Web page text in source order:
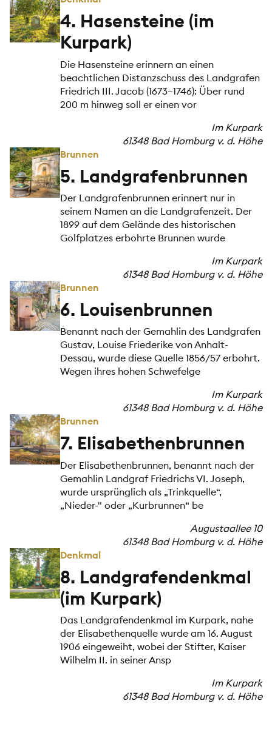
4. Hasensteine (im
Kurpark)
Die Hasensteine erinnern an einen
beachtlichen Distanzschuss des Landgrafen
Friedrich III. Jacob (1673–1746): Über rund
200 m hinweg soll er einen vor
Im Kurpark
61348 Bad Homburg v. d. Höhe
Brunnen
5. Landgrafenbrunnen
Der Landgrafenbrunnen erinnert nur in
seinem Namen an die Landgrafenzeit. Der
1899 auf dem Gelände des historischen
Golfplatzes erbohrte Brunnen wurde
Im Kurpark
61348 Bad Homburg v. d. Höhe
Brunnen
6. Louisenbrunnen
Benannt nach der Gemahlin des Landgrafen
Gustav, Louise Friederike von Anhalt-
Dessau, wurde diese Quelle 1856/57 erbohrt.
Wegen ihres hohen Schwefelge
Im Kurpark
61348 Bad Homburg v. d. Höhe
Brunnen
7. Elisabethenbrunnen
Der Elisabethenbrunnen, benannt nach der
Gemahlin Landgraf Friedrichs VI. Joseph,
wurde ursprünglich als „Trinkquelle“,
„Nieder-" oder „Kurbrunnen“ be
Augustaallee 10
61348 Bad Homburg v. d. Höhe
Denkmal
8. Landgrafendenkmal
(im Kurpark)
Das Landgrafendenkmal im Kurpark, nahe
der Elisabethenquelle wurde am 16. August
1906 eingeweiht, wobei der Stifter, Kaiser
Wilhelm II. in seiner Ansp
Im Kurpark
61348 Bad Homburg v. d. Höhe